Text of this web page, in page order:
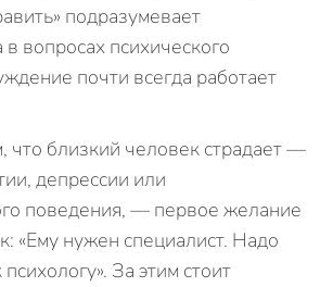
подразумевает
вопросах психического
почти всегда работает
что близкий человек страдает —
депрессии или
поведения, — первое желание
«Ему нужен специалист. Надо
За этим стоит